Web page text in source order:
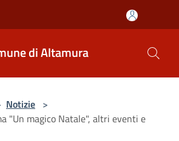
di Altamura
Notizie >
"Un magico Natale", altri eventi e